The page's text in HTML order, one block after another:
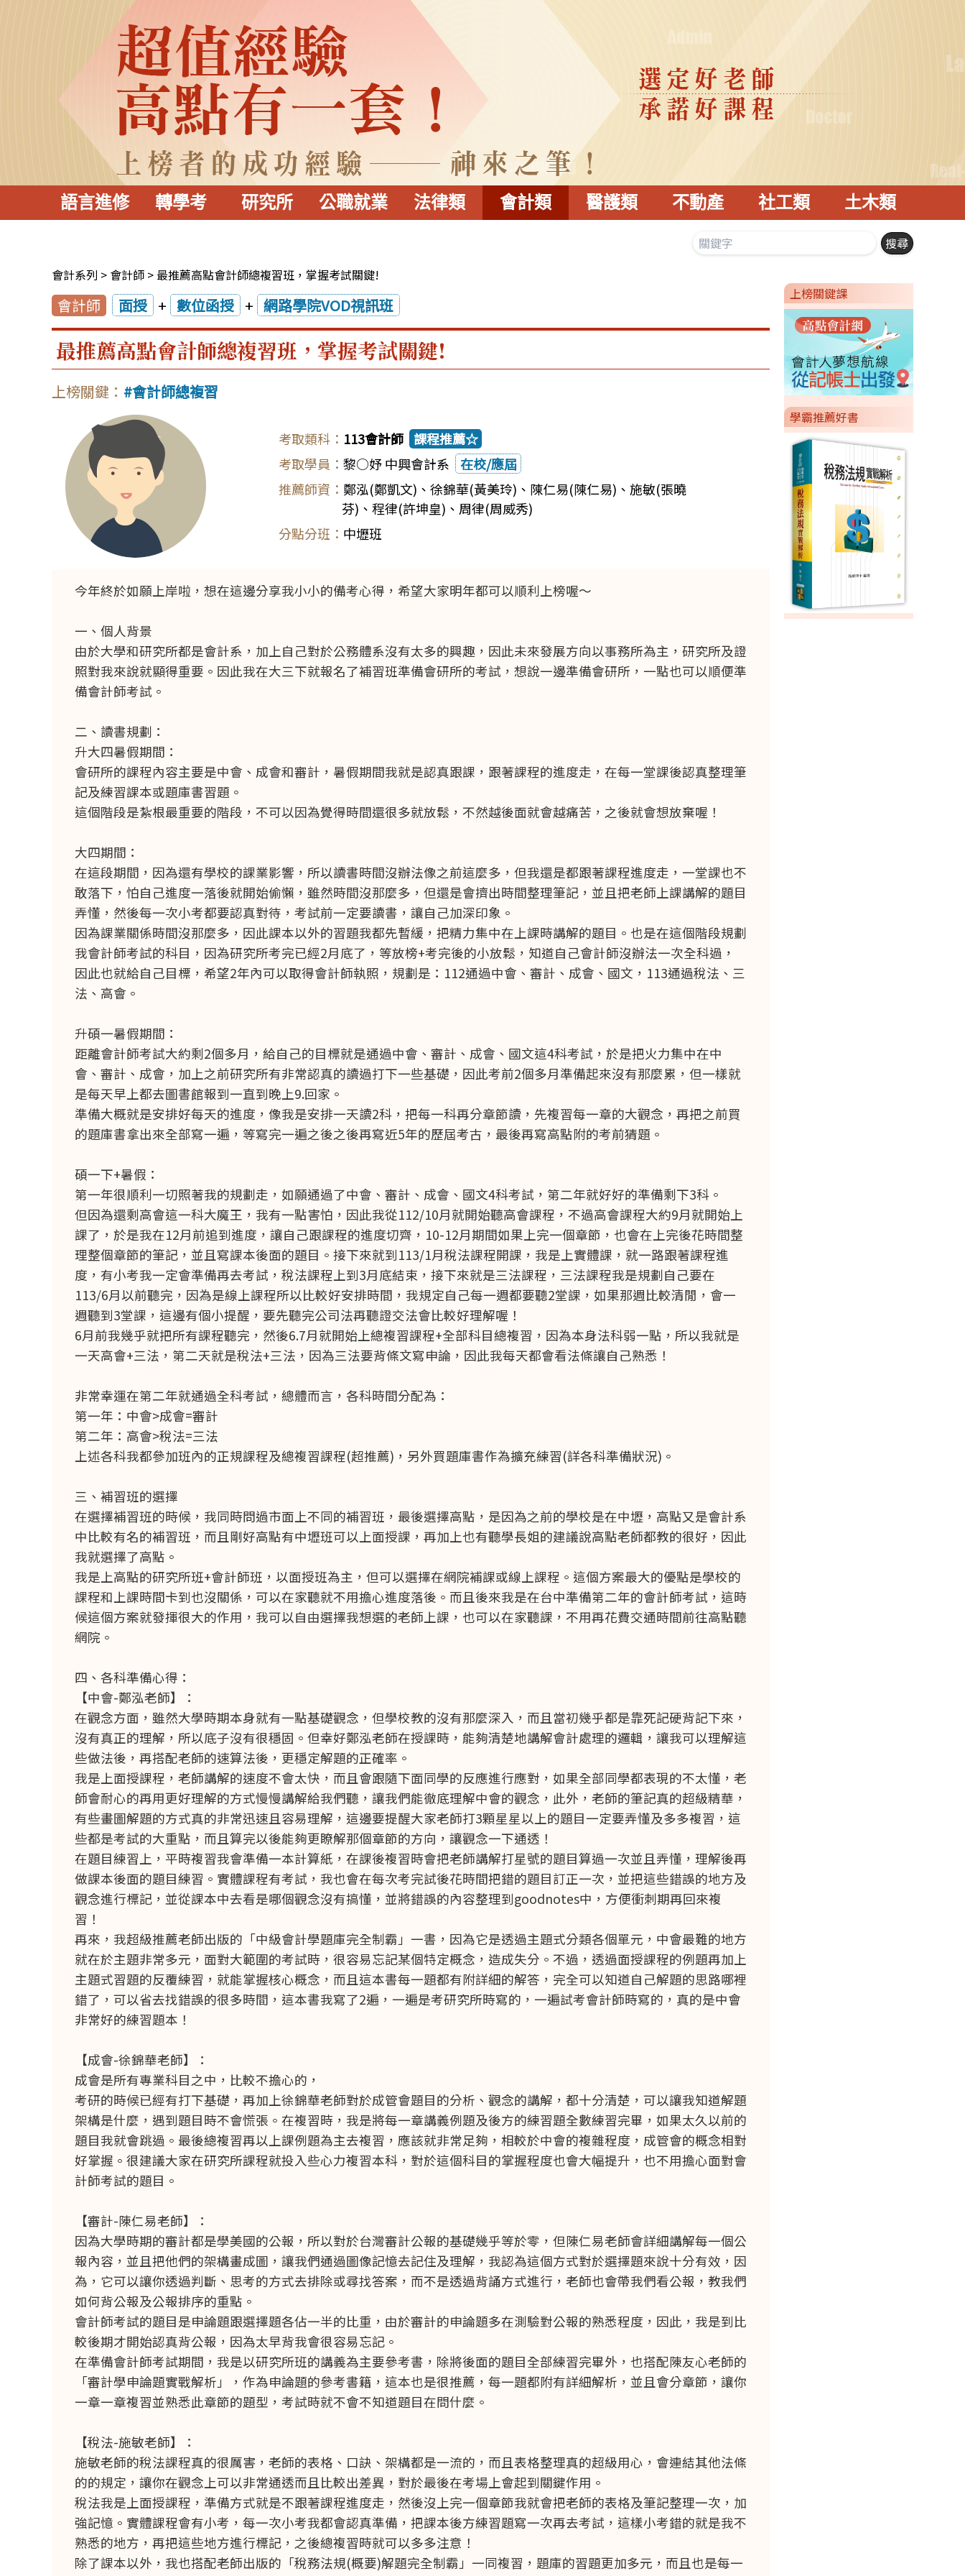
語言進修 轉學考 研究所 公職就業 法律類 會計類 醫護類 不動產 社工類 土木類
會計系列 會計師 最推薦高點會計師總複習班，掌握考試關鍵!
會計師 面授 + 數位函授 + 網路學院VOD視訊班
最推薦高點會計師總複習班，掌握考試關鍵!
會計師總複習
113會計師 課程推薦☆
黎○妤 中興會計系
在校/應屆
鄭泓(鄭凱文) 、 徐錦華(黃美玲) 、 陳仁易(陳仁易) 、 施敏(張曉
芬) 、 程律(許坤皇) 、 周律(周威秀)
中壢班
今年終於如願上岸啦，想在這邊分享我小小的備考心得，希望大家明年都可以順利上榜喔～
一、個人背景
由於大學和研究所都是會計系，加上自己對於公務體系沒有太多的興趣，因此未來發展方向以事務所為主，研究所及證
照對我來說就顯得重要。因此我在大三下就報名了補習班準備會研所的考試，想說一邊準備會研所，一點也可以順便準
備會計師考試。
二、讀書規劃：
升大四暑假期間：
會研所的課程內容主要是中會、成會和審計，暑假期間我就是認真跟課，跟著課程的進度走，在每一堂課後認真整理筆
記及練習課本或題庫書習題。
這個階段是紮根最重要的階段，不可以因為覺得時間還很多就放鬆，不然越後面就會越痛苦，之後就會想放棄喔！
大四期間：
在這段期間，因為還有學校的課業影響，所以讀書時間沒辦法像之前這麼多，但我還是都跟著課程進度走，一堂課也不
敢落下，怕自己進度一落後就開始偷懶，雖然時間沒那麼多，但還是會擠出時間整理筆記，並且把老師上課講解的題目
弄懂，然後每一次小考都要認真對待，考試前一定要讀書，讓自己加深印象。
因為課業關係時間沒那麼多，因此課本以外的習題我都先暫緩，把精力集中在上課時講解的題目。也是在這個階段規劃
我會計師考試的科目，因為研究所考完已經2月底了，等放榜+考完後的小放鬆，知道自己會計師沒辦法一次全科過，
因此也就給自己目標，希望2年內可以取得會計師執照，規劃是：112通過中會、審計、成會、國文，113通過稅法、三
法、高會。
升碩一暑假期間：
距離會計師考試大約剩2個多月，給自己的目標就是通過中會、審計、成會、國文這4科考試，於是把火力集中在中
會、審計、成會，加上之前研究所有非常認真的讀過打下一些基礎，因此考前2個多月準備起來沒有那麼累，但一樣就
是每天早上都去圖書館報到一直到晚上9.回家。
準備大概就是安排好每天的進度，像我是安排一天讀2科，把每一科再分章節讀，先複習每一章的大觀念，再把之前買
的題庫書拿出來全部寫一遍，等寫完一遍之後之後再寫近5年的歷屆考古，最後再寫高點附的考前猜題。
碩一下+暑假：
第一年很順利一切照著我的規劃走，如願通過了中會、審計、成會、國文4科考試，第二年就好好的準備剩下3科。
但因為還剩高會這一科大魔王，我有一點害怕，因此我從112/10月就開始聽高會課程，不過高會課程大約9月就開始上
課了，於是我在12月前追到進度，讓自己跟課程的進度切齊，10-12月期間如果上完一個章節，也會在上完後花時間整
理整個章節的筆記，並且寫課本後面的題目。接下來就到113/1月稅法課程開課，我是上實體課，就一路跟著課程進
度，有小考我一定會準備再去考試，稅法課程上到3月底結束，接下來就是三法課程，三法課程我是規劃自己要在
113/6月以前聽完，因為是線上課程所以比較好安排時間，我規定自己每一週都要聽2堂課，如果那週比較清閒，會一
週聽到3堂課，這邊有個小提醒，要先聽完公司法再聽證交法會比較好理解喔！
6月前我幾乎就把所有課程聽完，然後6.7月就開始上總複習課程+全部科目總複習，因為本身法科弱一點，所以我就是
一天高會+三法，第二天就是稅法+三法，因為三法要背條文寫申論，因此我每天都會看法條讓自己熟悉！
非常幸運在第二年就通過全科考試，總體而言，各科時間分配為：
第一年：中會>成會=審計
第二年：高會>稅法=三法
上述各科我都參加班內的正規課程及總複習課程(超推薦)，另外買題庫書作為擴充練習(詳各科準備狀況)。
三、補習班的選擇
在選擇補習班的時候，我同時問過市面上不同的補習班，最後選擇高點，是因為之前的學校是在中壢，高點又是會計系
中比較有名的補習班，而且剛好高點有中壢班可以上面授課，再加上也有聽學長姐的建議說高點老師都教的很好，因此
我就選擇了高點。
我是上高點的研究所班+會計師班，以面授班為主，但可以選擇在網院補課或線上課程。這個方案最大的優點是學校的
課程和上課時間卡到也沒關係，可以在家聽就不用擔心進度落後。而且後來我是在台中準備第二年的會計師考試，這時
候這個方案就發揮很大的作用，我可以自由選擇我想選的老師上課，也可以在家聽課，不用再花費交通時間前往高點聽
網院。
四、各科準備心得：
【中會-鄭泓老師】：
在觀念方面，雖然大學時期本身就有一點基礎觀念，但學校教的沒有那麼深入，而且當初幾乎都是靠死記硬背記下來，
沒有真正的理解，所以底子沒有很穩固。但幸好鄭泓老師在授課時，能夠清楚地講解會計處理的邏輯，讓我可以理解這
些做法後，再搭配老師的速算法後，更穩定解題的正確率。
我是上面授課程，老師講解的速度不會太快，而且會跟隨下面同學的反應進行應對，如果全部同學都表現的不太懂，老
師會耐心的再用更好理解的方式慢慢講解給我們聽，讓我們能徹底理解中會的觀念，此外，老師的筆記真的超級精華，
有些畫圖解題的方式真的非常迅速且容易理解，這邊要提醒大家老師打3顆星星以上的題目一定要弄懂及多多複習，這
些都是考試的大重點，而且算完以後能夠更瞭解那個章節的方向，讓觀念一下通透！
在題目練習上，平時複習我會準備一本計算紙，在課後複習時會把老師講解打星號的題目算過一次並且弄懂，理解後再
做課本後面的題目練習。實體課程有考試，我也會在每次考完試後花時間把錯的題目訂正一次，並把這些錯誤的地方及
觀念進行標記，並從課本中去看是哪個觀念沒有搞懂，並將錯誤的內容整理到goodnotes中，方便衝刺期再回來複
習！
再來，我超級推薦老師出版的「中級會計學題庫完全制霸」一書，因為它是透過主題式分類各個單元，中會最難的地方
就在於主題非常多元，面對大範圍的考試時，很容易忘記某個特定概念，造成失分。不過，透過面授課程的例題再加上
主題式習題的反覆練習，就能掌握核心概念，而且這本書每一題都有附詳細的解答，完全可以知道自己解題的思路哪裡
錯了，可以省去找錯誤的很多時間，這本書我寫了2遍，一遍是考研究所時寫的，一遍試考會計師時寫的，真的是中會
非常好的練習題本！
【成會-徐錦華老師】：
成會是所有專業科目之中，比較不擔心的，
考研的時候已經有打下基礎，再加上徐錦華老師對於成管會題目的分析、觀念的講解，都十分清楚，可以讓我知道解題
架構是什麼，遇到題目時不會慌張。在複習時，我是將每一章講義例題及後方的練習題全數練習完畢，如果太久以前的
題目我就會跳過。最後總複習再以上課例題為主去複習，應該就非常足夠，相較於中會的複雜程度，成管會的概念相對
好掌握。很建議大家在研究所課程就投入些心力複習本科，對於這個科目的掌握程度也會大幅提升，也不用擔心面對會
計師考試的題目。
【審計-陳仁易老師】：
因為大學時期的審計都是學美國的公報，所以對於台灣審計公報的基礎幾乎等於零，但陳仁易老師會詳細講解每一個公
報內容，並且把他們的架構畫成圖，讓我們通過圖像記憶去記住及理解，我認為這個方式對於選擇題來說十分有效，因
為，它可以讓你透過判斷、思考的方式去排除或尋找答案，而不是透過背誦方式進行，老師也會帶我們看公報，教我們
如何背公報及公報排序的重點。
會計師考試的題目是申論題跟選擇題各佔一半的比重，由於審計的申論題多在測驗對公報的熟悉程度，因此，我是到比
較後期才開始認真背公報，因為太早背我會很容易忘記。
在準備會計師考試期間，我是以研究所班的講義為主要參考書，除將後面的題目全部練習完畢外，也搭配陳友心老師的
「審計學申論題實戰解析」，作為申論題的參考書籍，這本也是很推薦，每一題都附有詳細解析，並且會分章節，讓你
一章一章複習並熟悉此章節的題型，考試時就不會不知道題目在問什麼。
【稅法-施敏老師】：
施敏老師的稅法課程真的很厲害，老師的表格、口訣、架構都是一流的，而且表格整理真的超級用心，會連結其他法條
的的規定，讓你在觀念上可以非常通透而且比較出差異，對於最後在考場上會起到關鍵作用。
稅法我是上面授課程，準備方式就是不跟著課程進度走，然後沒上完一個章節我就會把老師的表格及筆記整理一次，加
強記憶。實體課程會有小考，每一次小考我都會認真準備，把課本後方練習題寫一次再去考試，這樣小考錯的就是我不
熟悉的地方，再把這些地方進行標記，之後總複習時就可以多多注意！
除了課本以外，我也搭配老師出版的「稅務法規(概要)解題完全制霸」一同複習，題庫的習題更加多元，而且也是每一
上榜關鍵課
學霸推薦好書